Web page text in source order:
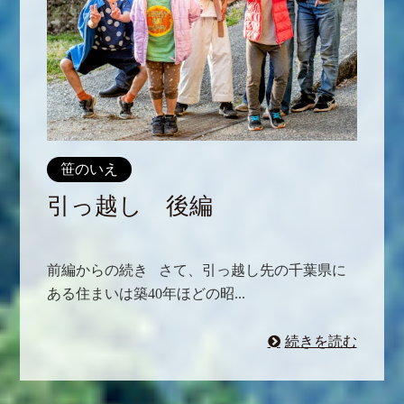
笹のいえ
引っ越し 後編
前編からの続き さて、引っ越し先の千葉県に
ある住まいは築40年ほどの昭...
続きを読む